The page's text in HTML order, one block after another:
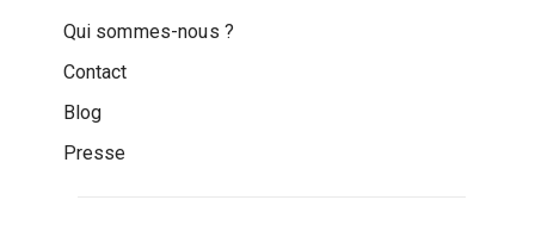
Qui sommes-nous ?
Contact
Blog
Presse